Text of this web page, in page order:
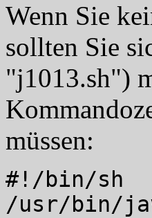
Wenn Sie
sollten Sie
"j1013.sh")
müssen:
#!/bin/sh
/usr/bin/